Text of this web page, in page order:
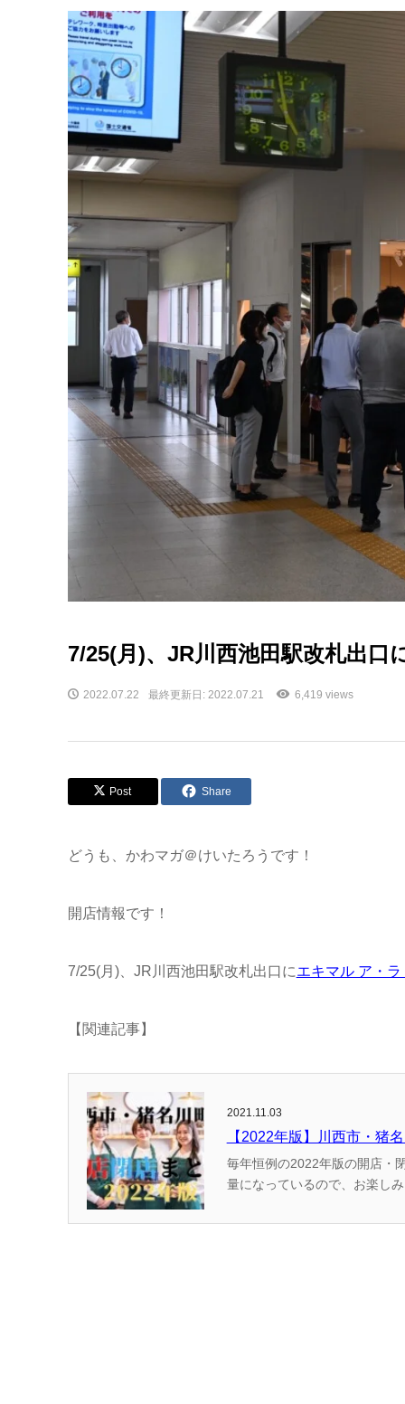
7/25(月)、JR川西池田駅改札出口
2022.07.22 最終更新日: 2022.07.21 6,419 views
Post Share
どうも、かわマガ＠けいたろうです！
開店情報です！
7/25(月)、JR川西池田駅改札出口にエキマル ア・
【関連記事】
2021.11.03
【2022年版】川西市・猪
毎年恒例の2022年版の開店・閉店情報のまとめです！ （かわマガ調べ
量になっているので、お楽しみに！ ＊記事制作時点での情報を基にしているため、延期などで変更になった